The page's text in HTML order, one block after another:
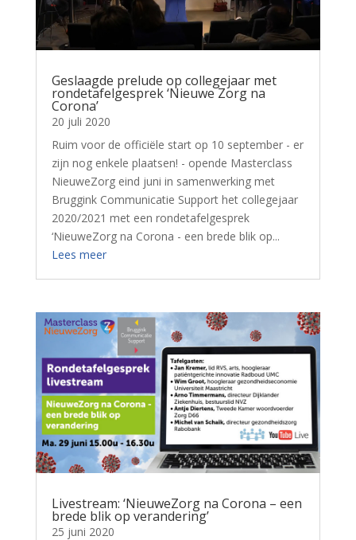
Geslaagde prelude op collegejaar met
rondetafelgesprek ‘Nieuwe Zorg na
Corona’
20 juli 2020
Ruim voor de officiële start op 10 september - er
zijn nog enkele plaatsen! - opende Masterclass
NieuweZorg eind juni in samenwerking met
Bruggink Communicatie Support het collegejaar
2020/2021 met een rondetafelgesprek
‘NieuweZorg na Corona - een brede blik op...
Lees meer
Livestream: ‘NieuweZorg na Corona – een
brede blik op verandering’
25 juni 2020